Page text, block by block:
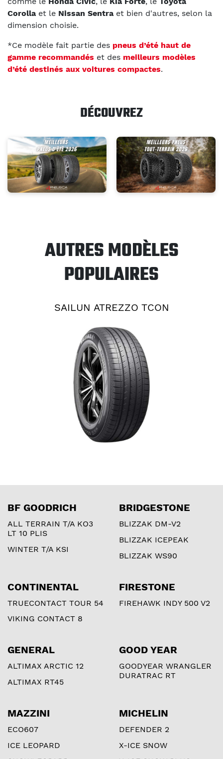
Corollaet le Nissan Sentraet bien d'autres, selon la
dimension choisie.
*Ce modèle fait partie des pneus d’été haut de
gamme recommandés et des meilleurs modèles
d’été destinés aux voitures compactes.
DÉCOUVREZ
AUTRES MODÈLES
POPULAIRES
SAILUN ATREZZO TCON
BF GOODRICH
ALL TERRAIN T/A KO3
LT 10 PLIS
WINTER T/A KSI
BRIDGESTONE
BLIZZAK DM-V2
BLIZZAK ICEPEAK
BLIZZAK WS90
CONTINENTAL
TRUECONTACT TOUR 54
VIKING CONTACT 8
FIRESTONE
FIREHAWK INDY 500 V2
GENERAL
ALTIMAX ARCTIC 12
ALTIMAX RT45
GOOD YEAR
GOODYEAR WRANGLER
DURATRAC RT
MAZZINI
ECO607
ICE LEOPARD
MICHELIN
DEFENDER 2
X-ICE SNOW